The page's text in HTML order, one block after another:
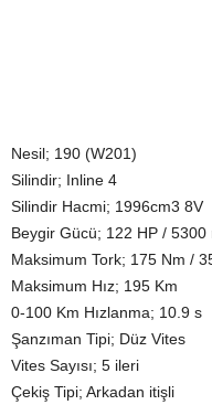
Nesil; 190 (W201)
Silindir; Inline 4
Silindir Hacmi; 1996cm3 8V
Beygir Gücü; 122 HP / 5300
Maksimum Tork; 175 Nm /
Maksimum Hız; 195 Km
0-100 Km Hızlanma; 10.9 s
Şanzıman Tipi; Düz Vites
Vites Sayısı; 5 ileri
Çekiş Tipi; Arkadan itişli